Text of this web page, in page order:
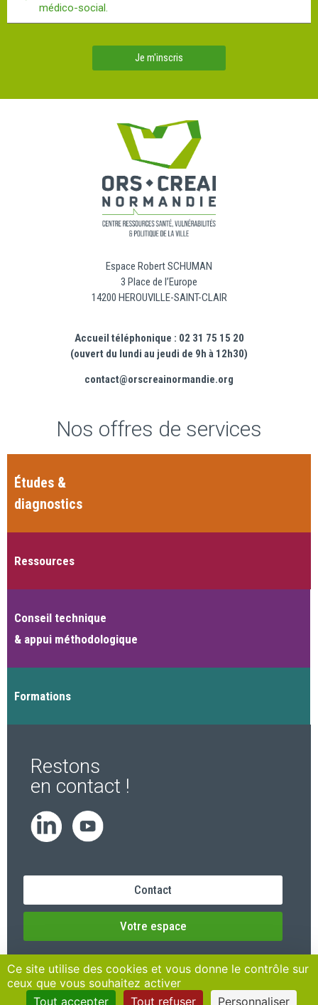
médico-social.
Je m'inscris
Espace Robert SCHUMAN
3 Place de l’Europe
14200 HEROUVILLE-SAINT-CLAIR
Accueil téléphonique : 02 31 75 15 20
(ouvert du lundi au jeudi de 9h à 12h30)
contact@orscreainormandie.org
Nos offres de services
Études &
diagnostics
Ressources
Conseil technique
& appui méthodologique
Formations
Restons
en contact !
Contact
Votre espace
Ce site utilise des cookies et vous donne le contrôle sur
ceux que vous souhaitez activer
Tout accepter
Tout refuser Personnaliser